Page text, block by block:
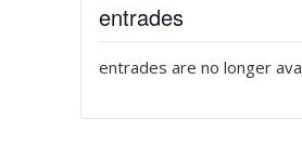
entrades
entrades are no longer